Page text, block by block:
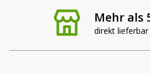
Mehr als
direkt lieferbar